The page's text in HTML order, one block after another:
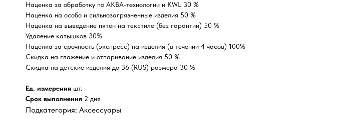
Наценка за обработку по АКВА-технологии и KWL 30 %
Наценка на особо и сильнозагрязненные изделия 50 %
Наценка на выведение пятен на текстиле (без гарантии) 50 %
Удаление катышков 30%
Наценка за срочность (экспресс) на изделия (в течении 4 часов) 100%
Скидка на глажение и отпаривание изделия 50 %
Скидка на детские изделия до 36 (RUS) размера 30 %
Ед. измерения шт.
Срок выполнения 2 дня
Подкатегория: Аксессуары